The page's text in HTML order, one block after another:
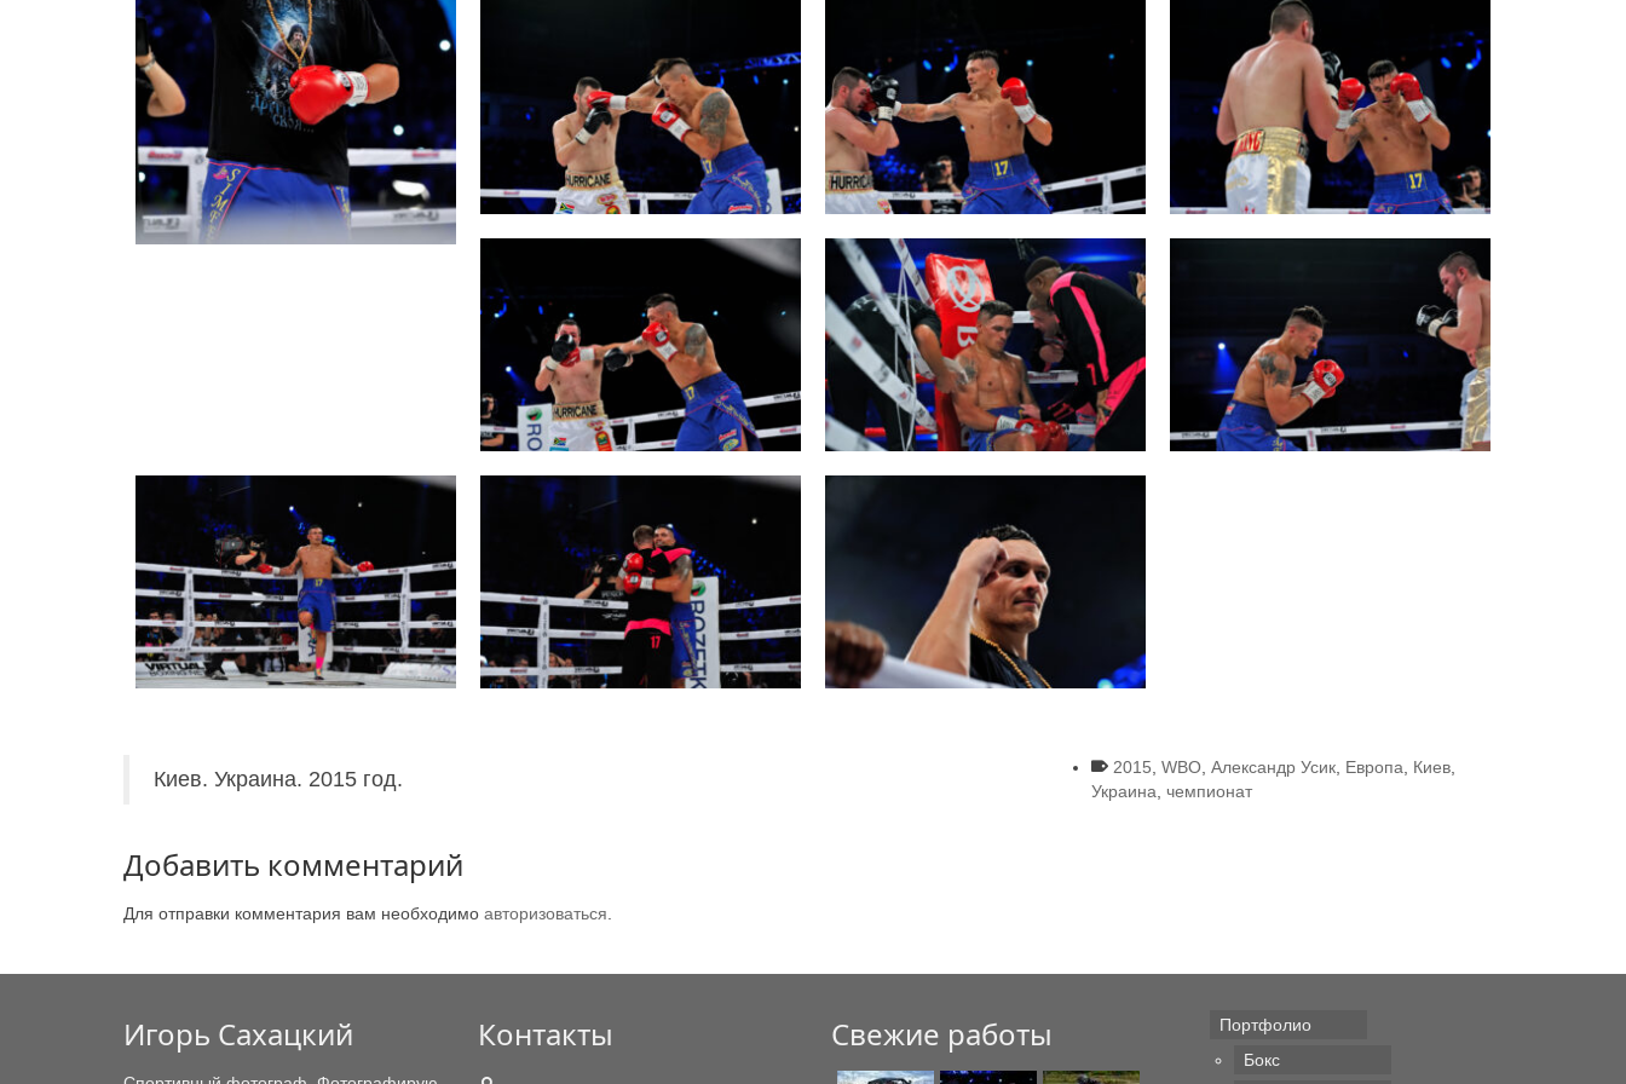
Киев. Украина. 2015 год. 2015, WBO, Александр Усик, Европа, Киев,
Украина, чемпионат
Добавить комментарий
Для отправки комментария вам необходимо авторизоваться.
Игорь Сахацкий Контакты Свежие работы
Портфолио
Бокс